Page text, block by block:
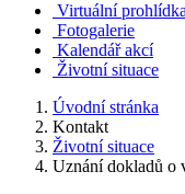
Virtuální prohlídka
Fotogalerie
Kalendář akcí
Životní situace
Úvodní stránka
Kontakt
Životní situace
Uznání dokladů o